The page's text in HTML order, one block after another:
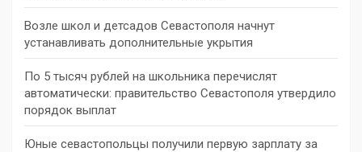
Возле школ и детсадов Севастополя начнут
устанавливать дополнительные укрытия
По 5 тысяч рублей на школьника перечислят
автоматически: правительство Севастополя утвердило
порядок выплат
Юные севастопольцы получили первую зарплату за